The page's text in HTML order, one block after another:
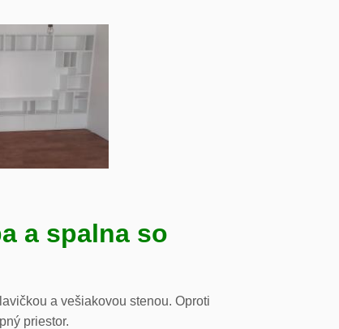
a spalna so
a vešiakovou stenou. Oproti
priestor.